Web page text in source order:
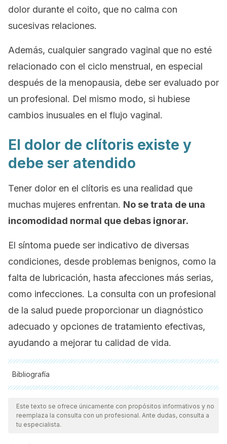
dolor durante el coito, que no calma con
sucesivas relaciones.
Además, cualquier sangrado vaginal que no esté
relacionado con el ciclo menstrual, en especial
después de la menopausia, debe ser evaluado por
un profesional. Del mismo modo, si hubiese
cambios inusuales en el flujo vaginal.
El dolor de clítoris existe y
debe ser atendido
Tener dolor en el clítoris es una realidad que
muchas mujeres enfrentan. No se trata de una
incomodidad normal que debas ignorar.
El síntoma puede ser indicativo de diversas
condiciones, desde problemas benignos, como la
falta de lubricación, hasta afecciones más serias,
como infecciones. La consulta con un profesional
de la salud puede proporcionar un diagnóstico
adecuado y opciones de tratamiento efectivas,
ayudando a mejorar tu calidad de vida.
Bibliografía
Todas las fuentes citadas fueron revisadas a profundidad por
nuestro equipo, para asegurar su calidad, confiabilidad,
vigencia y validez.La bibliografía de este artículo fue
Este texto se ofrece únicamente con propósitos informativos y no
reemplaza la consulta con un profesional. Ante dudas, consulta a
tu especialista.